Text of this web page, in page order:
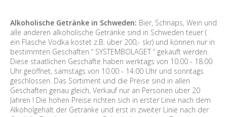
Alkoholische Getränke in Schweden: Bier, Schnaps, Wein und
alle anderen alkoholische Getränke sind in Schweden teuer (
ein Flasche Vodka kostet z.B. über 200,- skr) und können nur in
bestimmten Geschäften “ SYSTEMBOLAGET “ gekauft werden.
Diese staatlichen Geschäfte haben werktags von 10.00 - 18.00
Uhr geöffnet, samstags von 10.00 - 14.00 Uhr und sonntags
geschlossen. Das Sortiment und die Preise sind in allen
Geschäften genau gleich, Verkauf nur an Personen über 20
Jahren ! Die hohen Preise richten sich in erster Linie nach dem
Alkoholgehalt der Getränke und erst in zweiter Linie nach der